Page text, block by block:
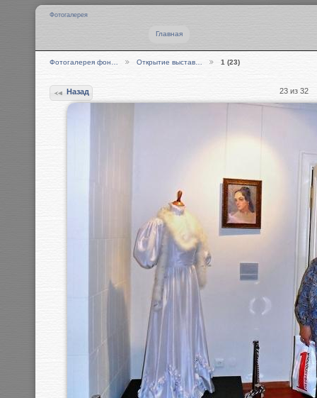
Фотогалерея
Главная
Фотогалерея фон… Открытие выстав… 1 (23)
Назад 23 из 32